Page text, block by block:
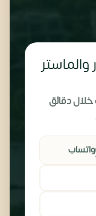
خلال دقائق
واتساب